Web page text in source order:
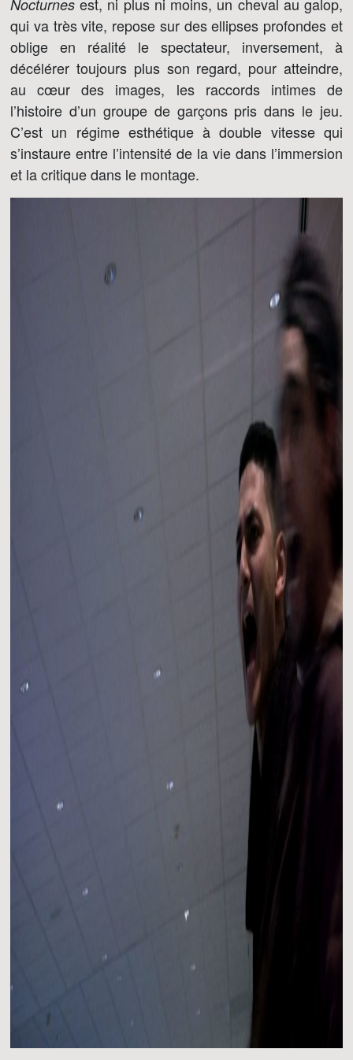
Nocturnes
qui va très vite, repose sur des ellipses profondes et
oblige en réalité le spectateur, inversement, à
décélérer toujours plus son regard, pour atteindre,
au cœur des images, les raccords intimes de
l’histoire d’un groupe de garçons pris dans le jeu.
C’est un régime esthétique à double vitesse qui
s’instaure entre l’intensité de la vie dans l’immersion
et la critique dans le montage.